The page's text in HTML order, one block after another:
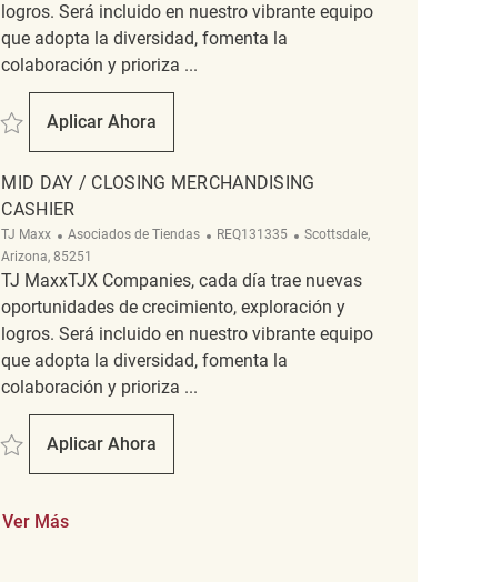
logros. Será incluido en nuestro vibrante equipo
que adopta la diversidad, fomenta la
colaboración y prioriza ...
Salvar Part Time Merchandising associate (Temporary) REQ137678
Aplicar Ahora
Part Time Merchandising Associate
MID DAY / CLOSING MERCHANDISING
CASHIER
TJ Maxx Categoría
Asociados de Tiendas ReqId
REQ131335 Ubicación
Scottsdale,
Arizona, 85251
TJ MaxxTJX Companies, cada día trae nuevas
oportunidades de crecimiento, exploración y
logros. Será incluido en nuestro vibrante equipo
que adopta la diversidad, fomenta la
colaboración y prioriza ...
Salvar Mid Day / Closing Merchandising Cashier REQ131335
Aplicar Ahora
Mid Day / Closing Merchandising Cashier
Ver Más